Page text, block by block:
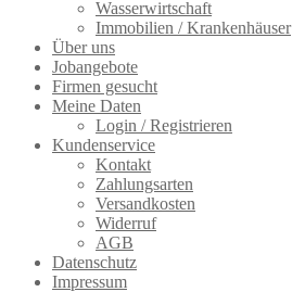
Wasserwirtschaft
Immobilien / Krankenhäuser
Über uns
Jobangebote
Firmen gesucht
Meine Daten
Login / Registrieren
Kundenservice
Kontakt
Zahlungsarten
Versandkosten
Widerruf
AGB
Datenschutz
Impressum